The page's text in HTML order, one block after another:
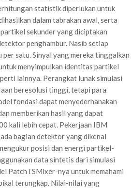
statistik diperlukan untuk
dalam tabrakan awal, serta
sekunder yang diciptakan
penghambur. Nasib setiap
satu. Sinyal yang mereka tinggalkan
menyimpulkan identitas partikel
lainnya. Perangkat lunak simulasi
beresolusi tinggi, tetapi para
fondasi dapat menyederhanakan
memberikan hasil yang dapat
kali lebih cepat. Pekerjaan IBM
bagian detektor yang dikenal
posisi dan energi partikel-
data sintetis dari simulasi
PatchTSMixer-nya untuk memahami
terungkap. Nilai-nilai yang